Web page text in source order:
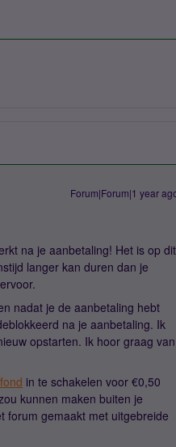
Forum|Forum|1 year
na je aanbetaling! Het is op dit
langer kan duren dan je
nadat je de aanbetaling hebt
na je aanbetaling. Ik
opstarten. Ik hoor graag van
in te schakelen voor €0,50
kunnen maken buiten je
forum gemaakt met uitgebreide